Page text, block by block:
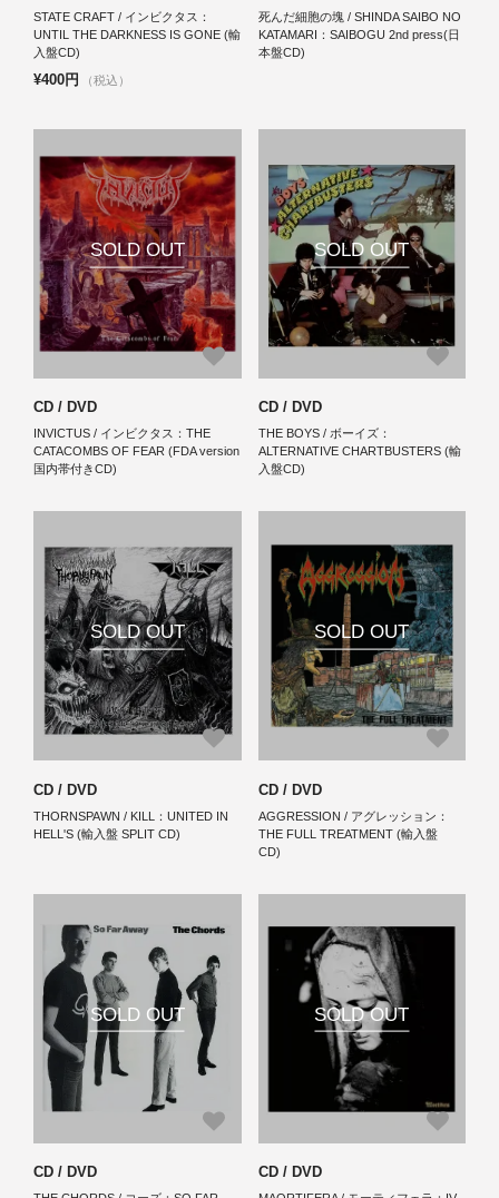
STATE CRAFT / インビクタス：
UNTIL THE DARKNESS IS GONE (輸
入盤CD)
¥400円 （税込）
死んだ細胞の塊 / SHINDA SAIBO NO
KATAMARI：SAIBOGU 2nd press(日
本盤CD)
SOLD OUT
CD / DVD
INVICTUS / インビクタス：THE
CATACOMBS OF FEAR (FDA version
国内帯付きCD)
SOLD OUT
CD / DVD
THE BOYS / ボーイズ：
ALTERNATIVE CHARTBUSTERS (輸
入盤CD)
SOLD OUT
CD / DVD
THORNSPAWN / KILL：UNITED IN
HELL'S (輸入盤 SPLIT CD)
SOLD OUT
CD / DVD
AGGRESSION / アグレッション：
THE FULL TREATMENT (輸入盤
CD)
SOLD OUT
CD / DVD
SOLD OUT
CD / DVD